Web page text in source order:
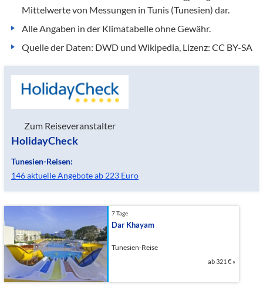
Mittelwerte von Messungen in Tunis (Tunesien) dar.
Alle Angaben in der Klimatabelle ohne Gewähr.
Quelle der Daten: DWD und Wikipedia, Lizenz: CC BY-SA
Zum Reiseveranstalter
HolidayCheck
Tunesien-Reisen:
146 aktuelle Angebote ab 223 Euro
7 Tage
Dar Khayam
Tunesien-Reise
ab321 € »